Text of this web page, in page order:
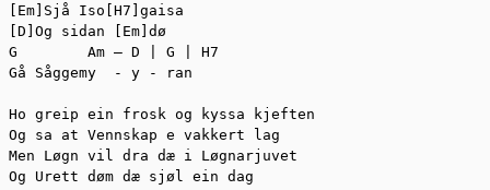
[Em]Sjå Iso[H7]gaisa
[D]Og sidan [Em]dø
G        Am – D | G | H7
Gå Såggemy  - y - ran
Ho greip ein frosk og kyssa kjeften
Og sa at Vennskap e vakkert lag
Men Løgn vil dra dæ i Løgnarjuvet
Og Urett døm dæ sjøl ein dag